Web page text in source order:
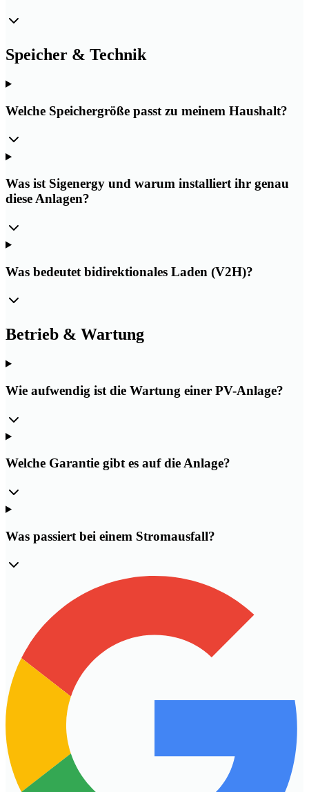
Speicher & Technik
Welche Speichergröße passt zu meinem Haushalt?
Was ist Sigenergy und warum installiert ihr genau
diese Anlagen?
Was bedeutet bidirektionales Laden (V2H)?
Betrieb & Wartung
Wie aufwendig ist die Wartung einer PV-Anlage?
Welche Garantie gibt es auf die Anlage?
Was passiert bei einem Stromausfall?